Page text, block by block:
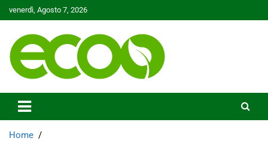
to
venerdì, Agosto 7, 2026
Ecoo.it
Home